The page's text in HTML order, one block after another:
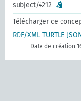
subject/4212
Télécharger ce
RDF/XML TURTLE
Date de création